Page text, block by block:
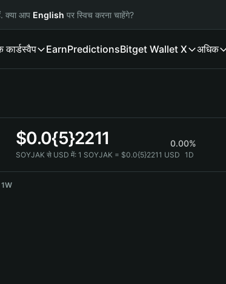
क्या आप English पर स्विच करना चाहेंगे?
कार्डस्वैप EarnPredictionsBitget Wallet X अधिक
$0.0{5}2211 0.00%
SOYJAK से USD में: 1 SOYJAK = $0.0{5}2211 USD 1D
1W